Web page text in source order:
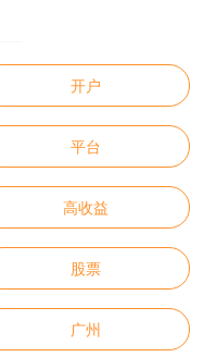
开户
平台
高收益
股票
广州